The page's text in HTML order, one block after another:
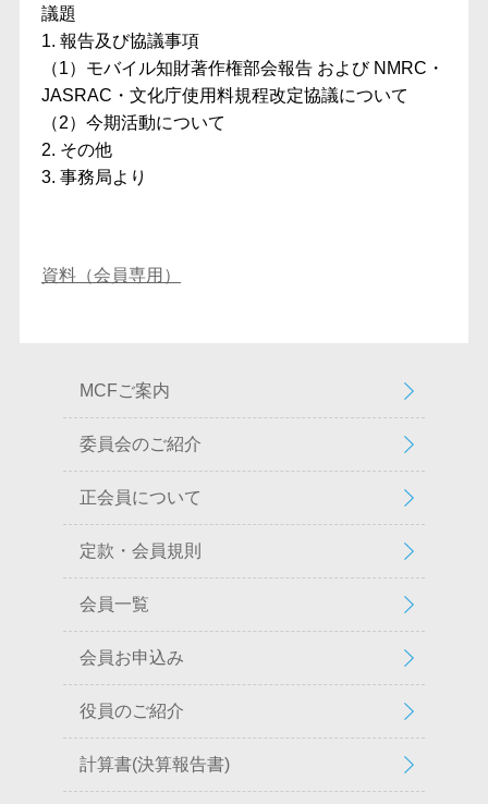
議題
1. 報告及び協議事項
（1）モバイル知財著作権部会報告 および NMRC・
JASRAC・文化庁使用料規程改定協議について
（2）今期活動について
2. その他
3. 事務局より
資料（会員専用）
MCFご案内
委員会のご紹介
正会員について
定款・会員規則
会員一覧
会員お申込み
役員のご紹介
計算書(決算報告書)